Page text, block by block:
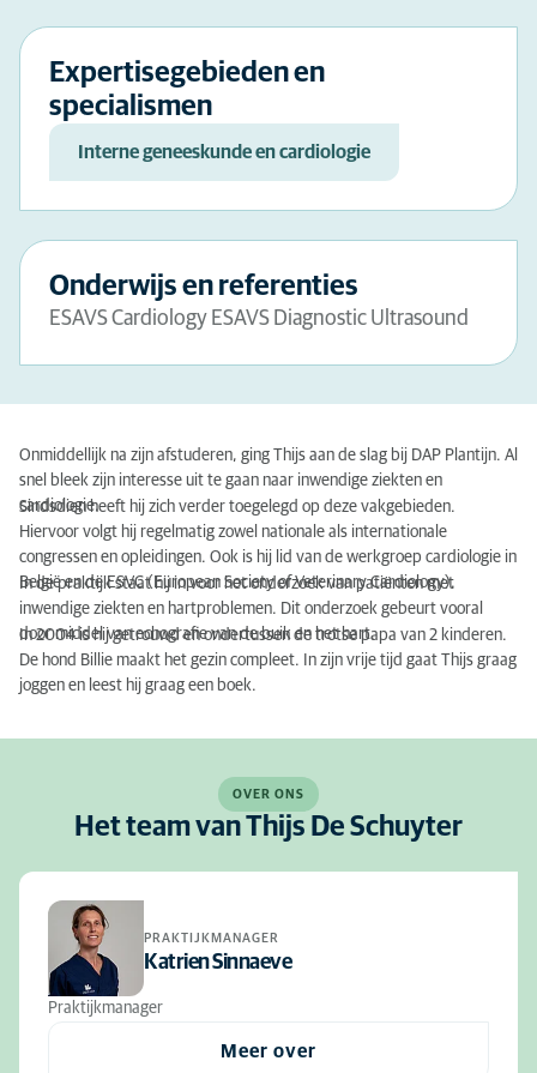
Expertisegebieden en
specialismen
Interne geneeskunde en cardiologie
Onderwijs en referenties
ESAVS Cardiology ESAVS Diagnostic Ultrasound
Onmiddellijk na zijn afstuderen, ging Thijs aan de slag bij DAP Plantijn. Al
snel bleek zijn interesse uit te gaan naar inwendige ziekten en
cardiologie.
Sindsdien heeft hij zich verder toegelegd op deze vakgebieden.
Hiervoor volgt hij regelmatig zowel nationale als internationale
congressen en opleidingen. Ook is hij lid van de werkgroep cardiologie in
België en de ESVC (European Society of Veterinary Cardiology).
In de praktijk staat hij in voor het onderzoek van patiënten met
inwendige ziekten en hartproblemen. Dit onderzoek gebeurt vooral
door middel van echografie van de buik en het hart.
In 2004 is hij getrouwd en ondertussen de trotse papa van 2 kinderen.
De hond Billie maakt het gezin compleet. In zijn vrije tijd gaat Thijs graag
joggen en leest hij graag een boek.
OVER ONS
Het team van Thijs De Schuyter
PRAKTIJKMANAGER
Katrien Sinnaeve
Praktijkmanager
Meer over